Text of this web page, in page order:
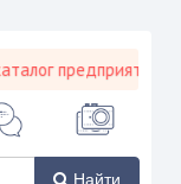
предприятий,
Найти